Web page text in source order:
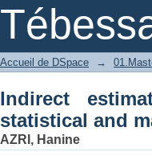
Accueil de DSpace →
Indirect
statistical and
AZRI, Hanine